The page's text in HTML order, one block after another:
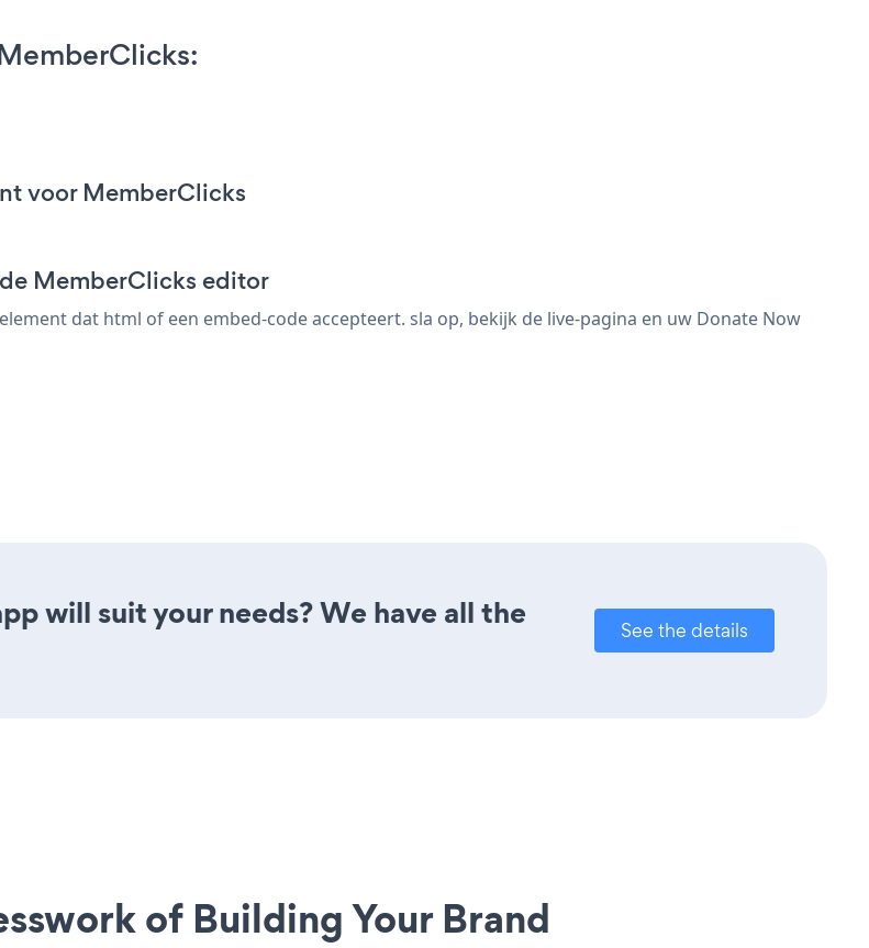
voor MemberClicks
MemberClicks editor
dat html of een embed-code accepteert. sla op, bekijk de live-pagina en uw Donate Now
will suit your needs? We have all the
See the details
of Building Your Brand